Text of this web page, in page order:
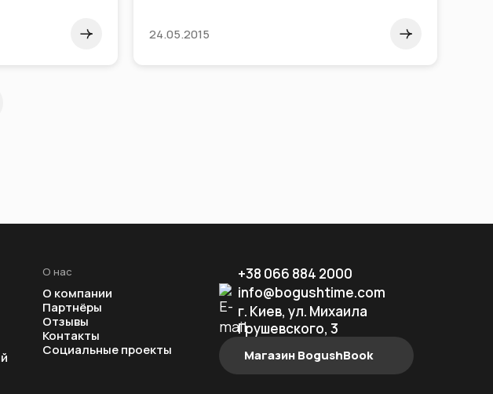
24.05.2015
О нас
О компании
Партнёры
Отзывы
Контакты
Социальные проекты
+38 066 884 2000
info@bogushtime.com
г. Киев, ул. Михаила
Грушевского, 3
Магазин BogushBook